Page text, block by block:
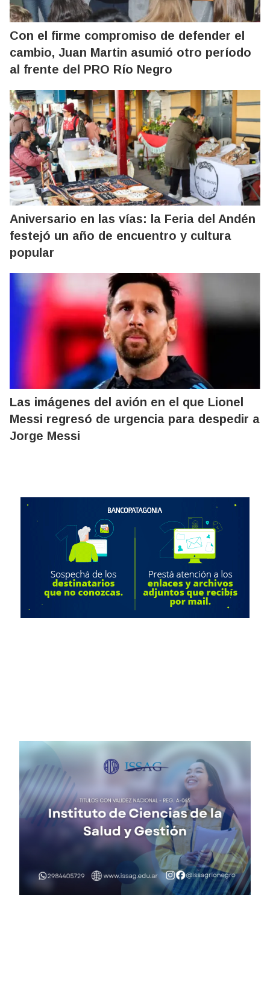
Con el firme compromiso de defender el
cambio, Juan Martin asumió otro período
al frente del PRO Río Negro
Aniversario en las vías: la Feria del Andén
festejó un año de encuentro y cultura
popular
Las imágenes del avión en el que Lionel
Messi regresó de urgencia para despedir a
Jorge Messi